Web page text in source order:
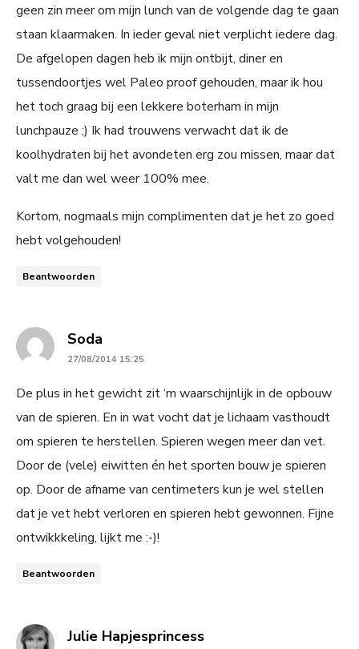
geen zin meer om mijn lunch van de volgende dag te gaan
staan klaarmaken. In ieder geval niet verplicht iedere dag.
De afgelopen dagen heb ik mijn ontbijt, diner en
tussendoortjes wel Paleo proof gehouden, maar ik hou
het toch graag bij een lekkere boterham in mijn
lunchpauze ;) Ik had trouwens verwacht dat ik de
koolhydraten bij het avondeten erg zou missen, maar dat
valt me dan wel weer 100% mee.
Kortom, nogmaals mijn complimenten dat je het zo goed
hebt volgehouden!
Beantwoorden
Soda
27/08/2014 15:25
De plus in het gewicht zit ‘m waarschijnlijk in de opbouw
van de spieren. En in wat vocht dat je lichaam vasthoudt
om spieren te herstellen. Spieren wegen meer dan vet.
Door de (vele) eiwitten én het sporten bouw je spieren
op. Door de afname van centimeters kun je wel stellen
dat je vet hebt verloren en spieren hebt gewonnen. Fijne
ontwikkkeling, lijkt me :-)!
Beantwoorden
Julie Hapjesprincesssays: